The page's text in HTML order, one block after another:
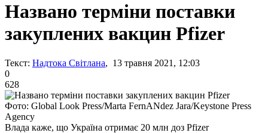
Названо терміни поставки
закуплених вакцин Pfizer
Текст: Надтока Світлана, 13 травня 2021, 12:03
0
628
Фото: Global Look Press/Marta FernANdez Jara/Keystone Press
Agency
Влада каже, що Україна отримає 20 млн доз Pfizer